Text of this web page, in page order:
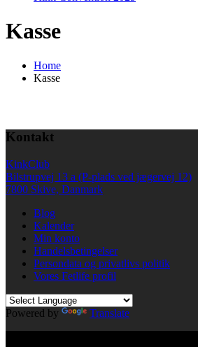
Kasse
Home
Kasse
Kontakt
KinkClub
Bilstrupvej 13 a (P-plads ved jægervej 12)
7800 Skive, Danmark
Blog
Kalender
Min konto
Handelsbetingelser
Persondata og privatlivs politik
Vores Fetlife profil
Powered by
Translate